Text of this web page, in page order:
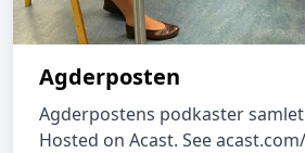
Agderposten
Agderpostens podkaster
Hosted on Acast. See